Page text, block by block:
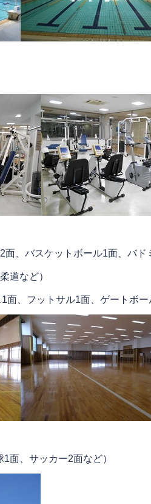
、バスケットボール1面、バド
道など）
面、フットサル1面、ゲートボー
面、サッカー2面など）